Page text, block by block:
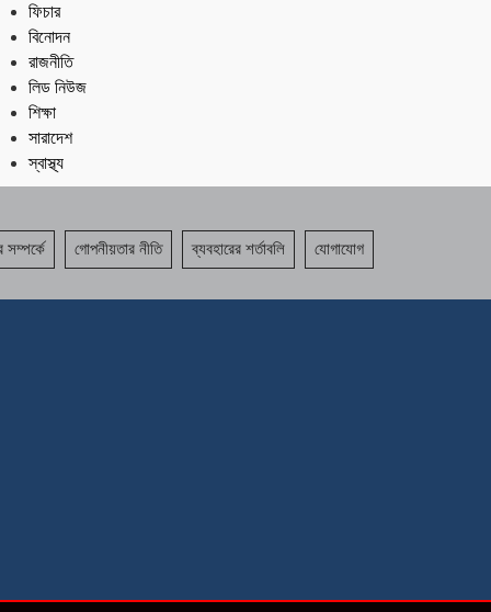
ফিচার
বিনোদন
রাজনীতি
লিড নিউজ
শিক্ষা
সারাদেশ
স্বাস্থ্য
সম্পর্কে গোপনীয়তার নীতি ব্যবহারের শর্তাবলি যোগাযোগ